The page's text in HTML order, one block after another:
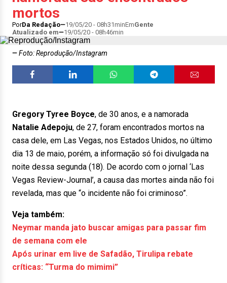
mortos
PorDa Redação 19/05/20 - 08h31minEmGente
Atualizado em
19/05/20 - 08h46min
Foto: Reprodução/Instagram
Gregory Tyree Boyce, de 30 anos, e a namorada
Natalie Adepoju, de 27, foram encontrados mortos na
casa dele, em Las Vegas, nos Estados Unidos, no último
dia 13 de maio, porém, a informação só foi divulgada na
noite dessa segunda (18). De acordo com o jornal ‘Las
Vegas Review-Journal’, a causa das mortes ainda não foi
revelada, mas que “o incidente não foi criminoso”.
Veja também:
Neymar manda jato buscar amigas para passar fim
de semana com ele
Após urinar em live de Safadão, Tirulipa rebate
críticas: “Turma do mimimi”